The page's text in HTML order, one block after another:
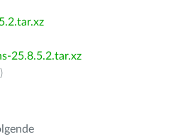
25.8.5.2.tar.xz
)